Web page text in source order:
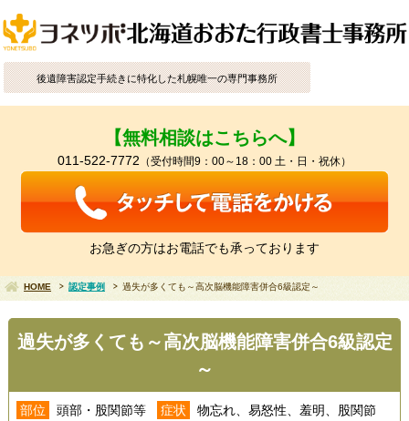
後遺障害認定手続きに特化した札幌唯一の専門事務所
【無料相談はこちらへ】
011-522-7772 （受付時間9：00～18：00 土・日・祝休）
お急ぎの方はお電話でも承っております
HOME 認定事例 過失が多くても～高次脳機能障害併合6級認定～
過失が多くても～高次脳機能障害併合6級認定
～
部位 頭部・股関節等 症状
物忘れ、易怒性、羞明、股関節